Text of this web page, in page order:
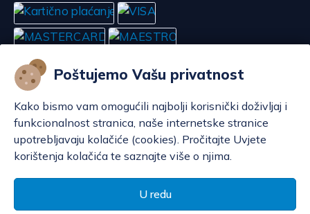
Poštujemo Vašu privatnost
Kako bismo vam omogućili najbolji korisnički doživljaj i
funkcionalnost stranica, naše internetske stranice
upotrebljavaju kolačiće (cookies). Pročitajte Uvjete
korištenja kolačića te saznajte više o njima.
U redu
© POP d.o.o. 2008. - 2026.
Izrada web shopa:
Sell Digital